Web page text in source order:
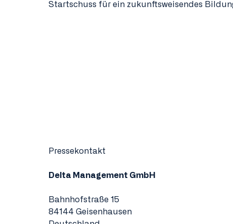
Startschuss für ein zukunftsweisendes
Pressekontakt
Delta Management GmbH
Bahnhofstraße 15
84144 Geisenhausen